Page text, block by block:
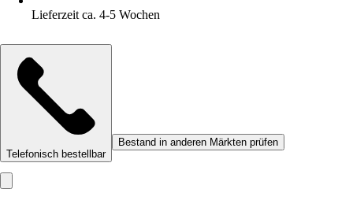
Lieferzeit ca. 4-5 Wochen
Telefonisch bestellbar
Bestand in anderen Märkten prüfen